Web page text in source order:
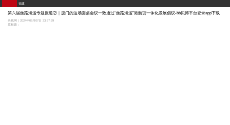
福建
第六届丝路海运专题报道②｜厦门的这场圆桌会议一致通过“丝路海运”港航贸一体化发展倡议-bb贝博平台登录app下载
央视网 | 2024年09月07日 23:57:29
原标题：